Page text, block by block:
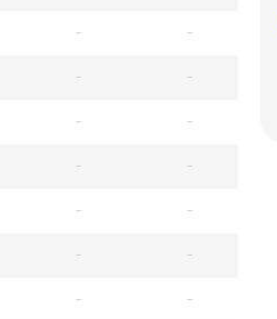
- -
- -
- -
- -
- -
- -
- -